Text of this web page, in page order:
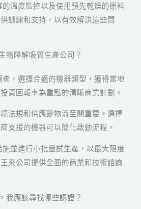
溫度監控以及使用預先乾燥的原料
訓練和支持，以有效解決這些問
物降解吸管生產公司？
，選擇合適的機器類型，獲得當地
資回報率為重點的清晰商業計劃。
法規和供應鏈物流至關重要。選擇
支援的機器可以簡化啟動流程。
並進行小批量試生產，以最大限度
來公司提供全面的商業和技術諮詢
我應該尋找哪些認證？